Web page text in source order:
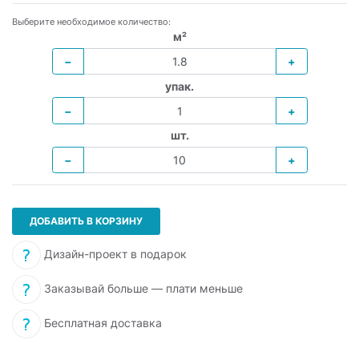
Выберите необходимое количество:
м²
−
+
упак.
−
+
шт.
−
+
ДОБАВИТЬ В КОРЗИНУ
Дизайн-проект в подарок
Заказывай больше — плати меньше
Бесплатная доставка